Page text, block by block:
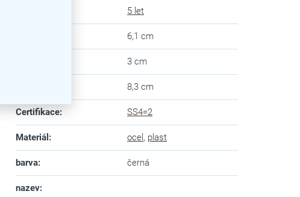
5 let
6,1 cm
3 cm
8,3 cm
Certifikace: SS4=2
Materiál : ocel , plast
barva: černá
nazev: